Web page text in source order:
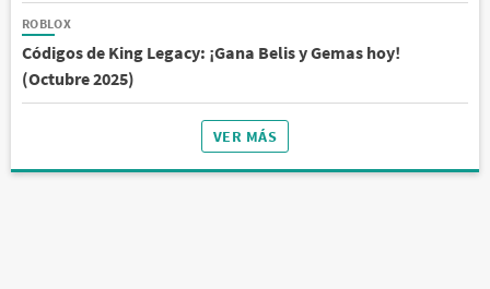
ROBLOX
Códigos de King Legacy: ¡Gana Belis y Gemas hoy!
(Octubre 2025)
VER MÁS